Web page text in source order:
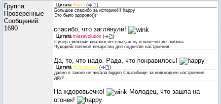
Группа:
Проверенные
Сообщений:
1690
Цитата Mari:) (
)
Большое спасибо за историю!!! happy
Это было здорово)))*
спасибо, что заглянули!
Цитата missevolution (
)
Супер-смешные диалоги,веселье,ах ну и конечно же любовь.
Чудодейственное лекарство для поднятия настроения
Да, то, что надо. Рада, что понравилось!
Цитата little_eeyore (
)
давно я такого не читала biggrin Спасибище за новогоднее настроение,
друг!
На ждоровьечко!
Молодец, что зашла на
огонек!